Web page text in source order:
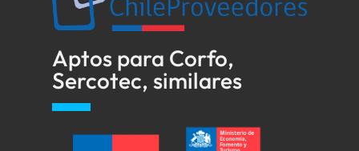
Aptos para Corfo,
Sercotec, similares